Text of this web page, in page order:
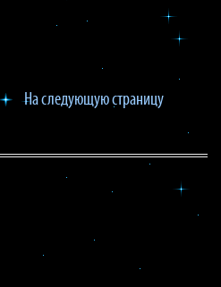
На следующую страницу